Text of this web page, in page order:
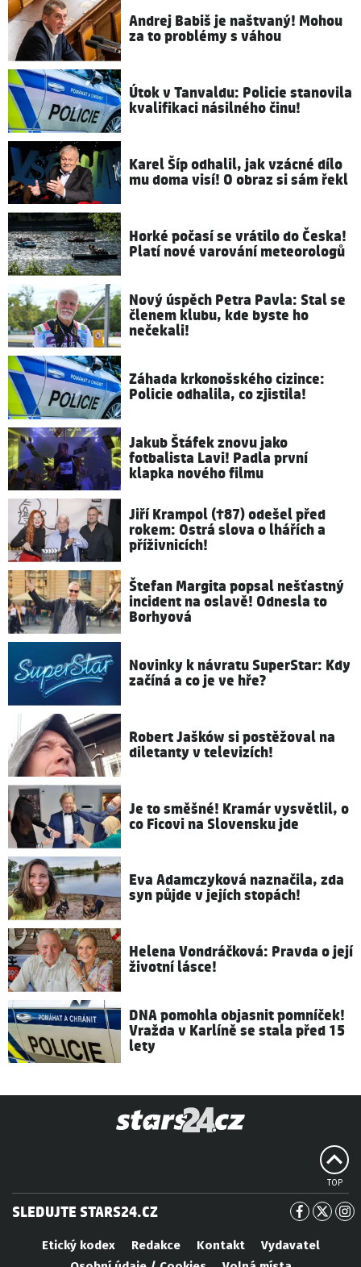
Andrej Babiš je naštvaný! Mohou
za to problémy s váhou
Útok v Tanvaldu: Policie stanovila
kvalifikaci násilného činu!
Karel Šíp odhalil, jak vzácné dílo
mu doma visí! O obraz si sám řekl
Horké počasí se vrátilo do Česka!
Platí nové varování meteorologů
Nový úspěch Petra Pavla: Stal se
členem klubu, kde byste ho
nečekali!
Záhada krkonošského cizince:
Policie odhalila, co zjistila!
Jakub Štáfek znovu jako
fotbalista Lavi! Padla první
klapka nového filmu
Jiří Krampol (†87) odešel před
rokem: Ostrá slova o lhářích a
příživnicích!
Štefan Margita popsal nešťastný
incident na oslavě! Odnesla to
Borhyová
Novinky k návratu SuperStar: Kdy
začíná a co je ve hře?
Robert Jašków si postěžoval na
diletanty v televizích!
Je to směšné! Kramár vysvětlil, o
co Ficovi na Slovensku jde
Eva Adamczyková naznačila, zda
syn půjde v jejích stopách!
Helena Vondráčková: Pravda o její
životní lásce!
DNA pomohla objasnit pomníček!
Vražda v Karlíně se stala před 15
lety
TOP
SLEDUJTE STARS24.CZ
Etický kodex Redakce Kontakt
Vydavatel